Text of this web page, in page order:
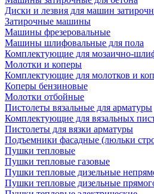
Диски и лезвия для машин
Затирочные машины
Машины фрезеровальные
Машины шлифовальные для пола
Комплектующие для мозаично-
Молотки и коперы
Комплектующие для молотков и
Коперы бензиновые
Молотки отбойные
Пистолеты вязальные для арматуры
Комплектующие для вязальных
Пистолеты для вязки арматуры
Подъемники фасадные (люльки
Пушки тепловые
Пушки тепловые газовые
Пушки тепловые дизельные
Пушки тепловые дизельные